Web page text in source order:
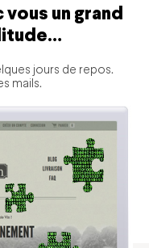
un grand
jours de repos.
mails.